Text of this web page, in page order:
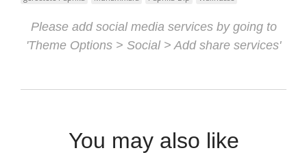
Please add social media services by going to
'Theme Options > Social > Add share services'
You may also like